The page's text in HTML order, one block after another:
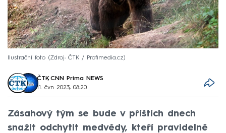
Ilustrační foto Zdroj: ČTK / Profimedia.cz
ČTK, CNN Prima NEWS
11. čvn 2023, 08:20
Zásahový tým se bude v příštích dnech
snažit odchytit medvědy, kteří pravidelně